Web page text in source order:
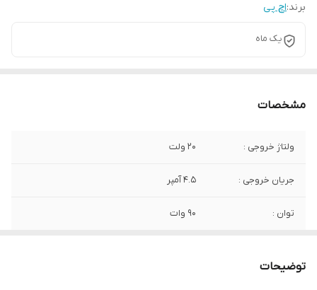
برند:اچ پی
یک ماه
مشخصات
ولتاژ خروجی : 20 ولت
جریان خروجی : 4.5 آمپر
توان : 90 وات
توضیحات